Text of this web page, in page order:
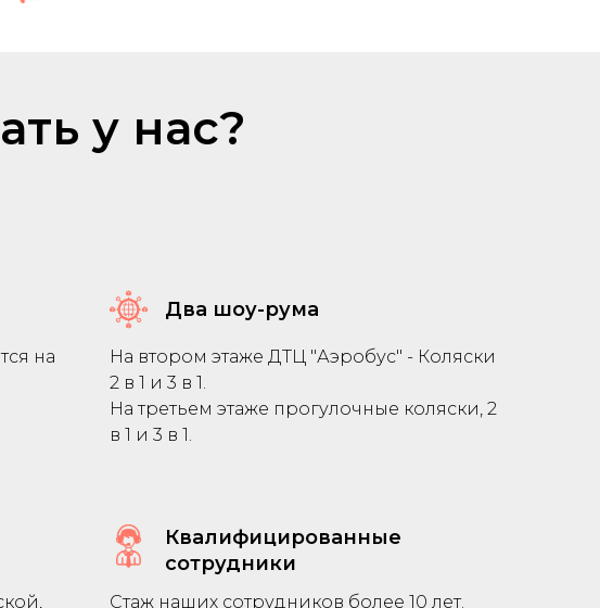
у нас?
на
Два шоу-рума
На втором этаже ДТЦ "Аэробус" - Коляски
2 в 1 и 3 в 1.
На третьем этаже прогулочные коляски, 2
в 1 и 3 в 1.
Квалифицированные
сотрудники
Стаж наших сотрудников более 10 лет.